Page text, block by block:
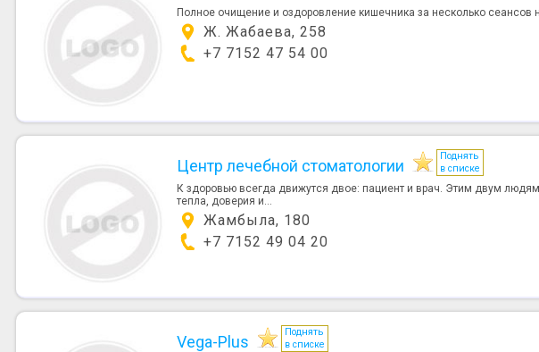
Полное очищение и оздоровление кишечника за несколько сеансов
Ж. Жабаева, 258
+7 7152 47 54 00
Центр лечебной стоматологии
Поднять
в списке
К здоровью всегда движутся двое: пациент и врач. Этим двум
тепла, доверия и...
Жамбыла, 180
+7 7152 49 04 20
Vega-Plus
Поднять
в списке